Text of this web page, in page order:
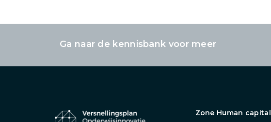
Ga naar de kennisbank voor meer
Zone Human capital